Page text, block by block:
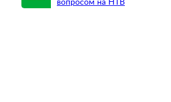
вопросом на НТВ